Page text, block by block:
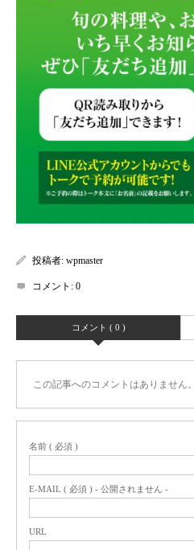
投稿者: wpmaster
コメント: 0
コメント ( 0 )
この記事へのコメントはありません。
名前 ( 必須 )
E-MAIL ( 必須 ) - 公開されません -
URL